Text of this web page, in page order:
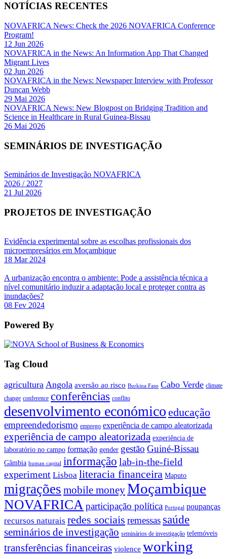
NOTÍCIAS RECENTES
NOVAFRICA News: Check the 2026 NOVAFRICA Conference
Program!
12 Jun 2026
NOVAFRICA in the News: An Information App That Changed
Migrant Lives
02 Jun 2026
NOVAFRICA in the News: Newspaper Interview with Professor
Duncan Webb
29 Mai 2026
NOVAFRICA News: New Blogpost on Bridging Tradition and
Science in Healthcare in Rural Guinea-Bissau
26 Mai 2026
SEMINÁRIOS DE INVESTIGAÇÃO
Seminários de Investigação NOVAFRICA
2026 / 2027
21 Jul 2026
PROJETOS DE INVESTIGAÇÃO
Evidência experimental sobre as escolhas profissionais dos
microempresários em Moçambique
18 Mar 2024
A urbanização encontra o ambiente: Pode a assistência técnica a
nível comunitário induzir a adaptação local e proteger contra as
inundações?
08 Fev 2024
Powered By
Tag Cloud
agricultura Angola aversão ao risco Burkina Faso Cabo Verde climate
change conference conferências conflito
desenvolvimento económico educação
empreendedorismo emprego experiência de campo aleatorizada
experiência de campo aleatorizada experiência de
laboratório no campo formação gender gestão Guiné-Bissau
Gâmbia human capital informação lab-in-the-field
experiment Lisboa literacia financeira Maputo
migrações mobile moneyMoçambique
NOVAFRICA participação política Portugal poupanças
recursos naturais redes sociais remessas saúde
seminários de investigação seminários de investigação telemóveis
transferências financeiras violence working